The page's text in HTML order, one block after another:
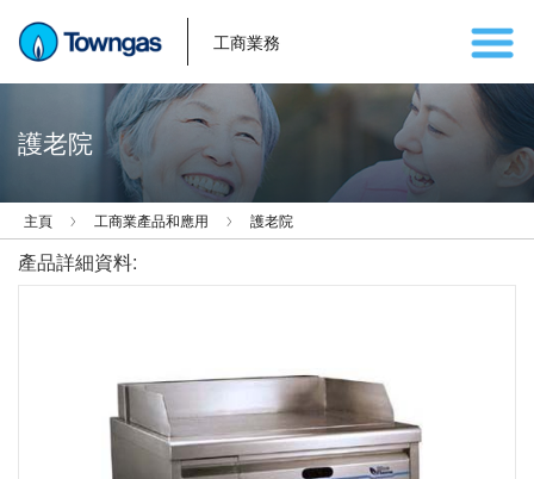
工商業務
護老院
主頁 工商業產品和應用 護老院
產品詳細資料: